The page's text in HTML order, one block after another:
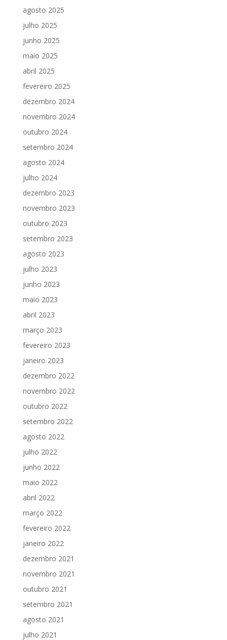
agosto 2025
julho 2025
junho 2025
maio 2025
abril 2025
fevereiro 2025
dezembro 2024
novembro 2024
outubro 2024
setembro 2024
agosto 2024
julho 2024
dezembro 2023
novembro 2023
outubro 2023
setembro 2023
agosto 2023
julho 2023
junho 2023
maio 2023
abril 2023
março 2023
fevereiro 2023
janeiro 2023
dezembro 2022
novembro 2022
outubro 2022
setembro 2022
agosto 2022
julho 2022
junho 2022
maio 2022
abril 2022
março 2022
fevereiro 2022
janeiro 2022
dezembro 2021
novembro 2021
outubro 2021
setembro 2021
agosto 2021
julho 2021